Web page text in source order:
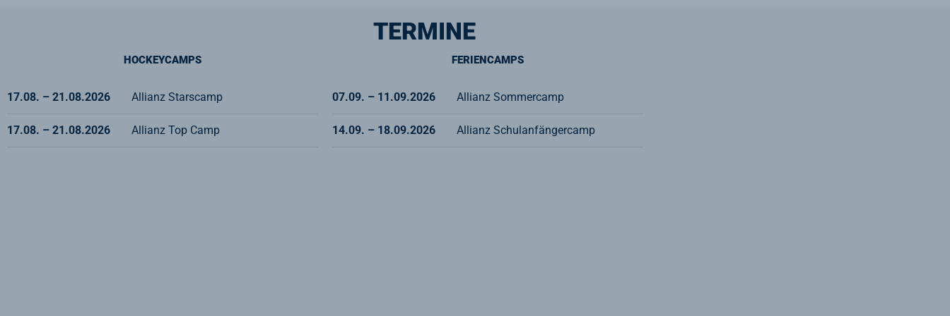
TERMINE
HOCKEYCAMPS
17.08. – 21.08.2026 Allianz Starscamp
17.08. – 21.08.2026 Allianz Top Camp
FERIENCAMPS
07.09. – 11.09.2026 Allianz Sommercamp
14.09. – 18.09.2026 Allianz Schulanfängercamp